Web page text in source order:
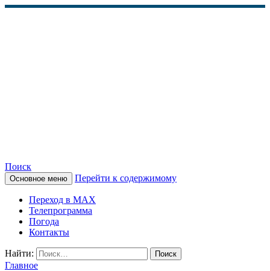
КАМЧАТСКОЕ
ИНФОРМАЦИОННОЕ
АГЕНТСТВО (КИА
«ВЕСТИ»)
Поиск
Основное меню Перейти к содержимому
Переход в MAX
Телепрограмма
Погода
Контакты
Найти:
Главное